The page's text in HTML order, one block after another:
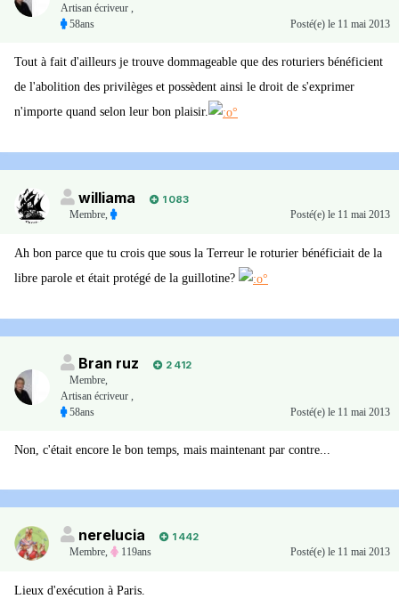
Artisan écriveur ,
58ans
Posté(e) le 11 mai 2013
Tout à fait d'ailleurs je trouve dommageable que des roturiers bénéficient
de l'abolition des privilèges et possèdent ainsi le droit de s'exprimer
n'importe quand selon leur bon plaisir.
williama
1 083
Membre, Posté(e) le 11 mai 2013
Ah bon parce que tu crois que sous la Terreur le roturier bénéficiait de la
libre parole et était protégé de la guillotine?
Bran ruz
2 412
Membre,
Artisan écriveur ,
58ans
Posté(e) le 11 mai 2013
Non, c'était encore le bon temps, mais maintenant par contre...
nerelucia
1 442
Membre, 119ans Posté(e) le 11 mai 2013
Lieux d'exécution à Paris.